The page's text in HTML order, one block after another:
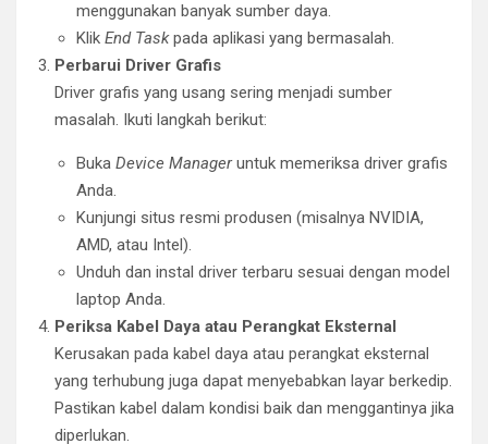
menggunakan banyak sumber daya.
Klik End Taskpada aplikasi yang bermasalah.
Perbarui Driver Grafis
Driver grafis yang usang sering menjadi sumber
masalah. Ikuti langkah berikut:
Buka Device Manageruntuk memeriksa driver grafis
Anda.
Kunjungi situs resmi produsen (misalnya NVIDIA,
AMD, atau Intel).
Unduh dan instal driver terbaru sesuai dengan model
laptop Anda.
Periksa Kabel Daya atau Perangkat Eksternal
Kerusakan pada kabel daya atau perangkat eksternal
yang terhubung juga dapat menyebabkan layar berkedip.
Pastikan kabel dalam kondisi baik dan menggantinya jika
diperlukan.